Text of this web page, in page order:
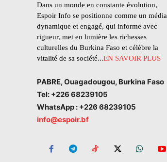
Dans un monde en constante évolution,
Espoir Info se positionne comme un média
dynamique et engagé, qui informe avec
rigueur, met en lumière les richesses
culturelles du Burkina Faso et célèbre la
vitalité de sa société...EN SAVOIR PLUS
PABRE, Ouagadougou, Burkina Faso
Tel: +226 68239105
WhatsApp : +226 68239105
info@espoir.bf